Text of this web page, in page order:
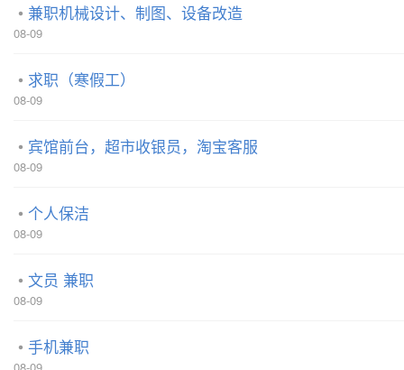
兼职机械设计、制图、设备改造
08-09
求职（寒假工）
08-09
宾馆前台，超市收银员，淘宝客服
08-09
个人保洁
08-09
文员 兼职
08-09
手机兼职